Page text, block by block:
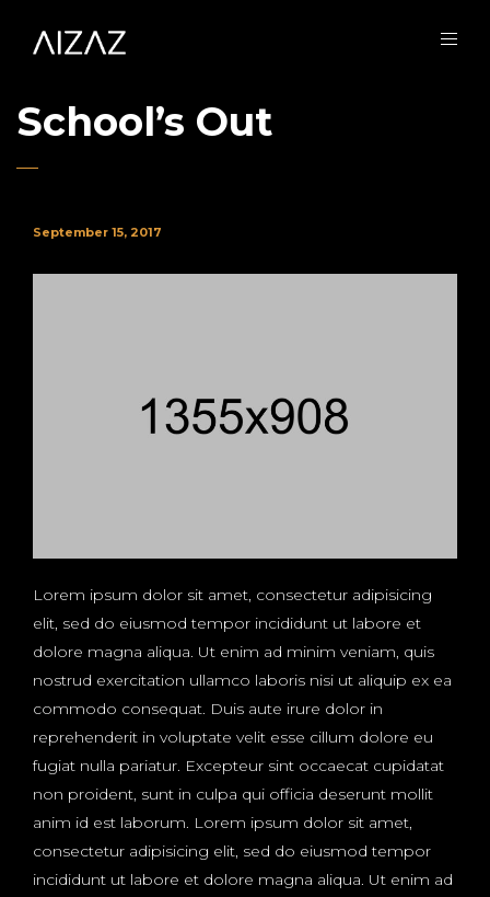
School’s Out
September 15, 2017
Lorem ipsum dolor sit amet, consectetur adipisicing
elit, sed do eiusmod tempor incididunt ut labore et
dolore magna aliqua. Ut enim ad minim veniam, quis
nostrud exercitation ullamco laboris nisi ut aliquip ex ea
commodo consequat. Duis aute irure dolor in
reprehenderit in voluptate velit esse cillum dolore eu
fugiat nulla pariatur. Excepteur sint occaecat cupidatat
non proident, sunt in culpa qui officia deserunt mollit
anim id est laborum. Lorem ipsum dolor sit amet,
consectetur adipisicing elit, sed do eiusmod tempor
incididunt ut labore et dolore magna aliqua. Ut enim ad